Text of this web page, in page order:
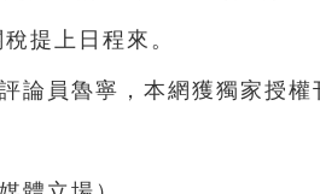
提上日程來。
論員魯寧，本網獲獨家授權